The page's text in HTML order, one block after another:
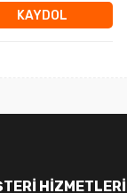
KAYDOL
HİZMETLERİ